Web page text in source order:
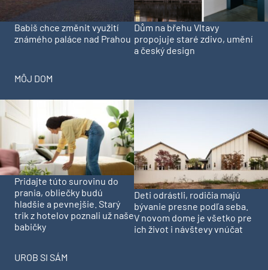
Babiš chce změnit využití
známého paláce nad Prahou
Dům na břehu Vltavy
propojuje staré zdivo, umění
a český design
MÔJ DOM
Pridajte túto surovinu do
prania, obliečky budú
hladšie a pevnejšie. Starý
trik z hotelov poznali už naše
babičky
Deti odrástli, rodičia majú
bývanie presne podľa seba.
V novom dome je všetko pre
ich život i návštevy vnúčat
UROB SI SÁM